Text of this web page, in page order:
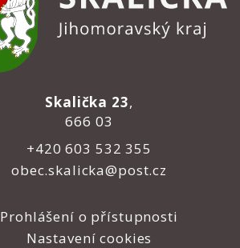
Skalička 23,
666 03
+420 603 532 355
obec.skalicka@post.cz
Prohlášení o přístupnosti
Nastavení cookies